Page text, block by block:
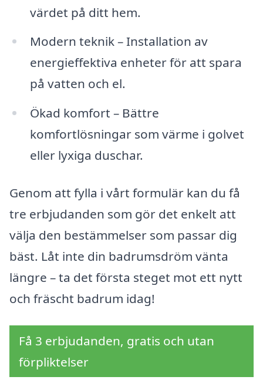
värdet på ditt hem.
Modern teknik – Installation av
energieffektiva enheter för att spara
på vatten och el.
Ökad komfort – Bättre
komfortlösningar som värme i golvet
eller lyxiga duschar.
Genom att fylla i vårt formulär kan du få
tre erbjudanden som gör det enkelt att
välja den bestämmelser som passar dig
bäst. Låt inte din badrumsdröm vänta
längre – ta det första steget mot ett nytt
och fräscht badrum idag!
Få 3 erbjudanden, gratis och utan
förpliktelser